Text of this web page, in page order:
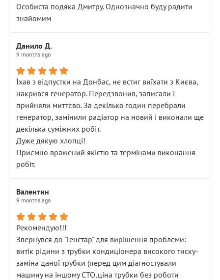
Особиста подяка Дмитру. Однозначно буду радити
знайомим
Данило Д.
9 months ago
Їхав з відпустки на Донбас, не встиг виїхати з Києва,
накрився генератор. Передзвонив, записали і
прийняли миттєво. За декілька годин перебрали
генератор, замінили радіатор на новий і виконали ще
декілька суміжних робіт.
Дуже дякую хлопці!
Приємно вражений якістю та термінами виконання
робіт.
Валентин
9 months ago
Рекомендую!!!
Звернувся до "Генстар" для вирішення проблеми:
витік рідини з трубки кондиціонера високого тиску-
заміна даної трубки (перед цим діагностували
машину на іншому СТО,ціна трубки без роботи